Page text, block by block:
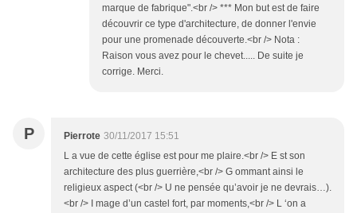
marque de fabrique".<br /> *** Mon but est de faire
découvrir ce type d'architecture, de donner l'envie
pour une promenade découverte.<br /> Nota :
Raison vous avez pour le chevet..... De suite je
corrige. Merci.
P Pierrote 30/11/2017 15:51
L a vue de cette église est pour me plaire.<br /> E st son
architecture des plus guerrière,<br /> G ommant ainsi le
religieux aspect (<br /> U ne pensée qu’avoir je ne devrais…).
<br /> I mage d’un castel fort, par moments,<br /> L ‘on a